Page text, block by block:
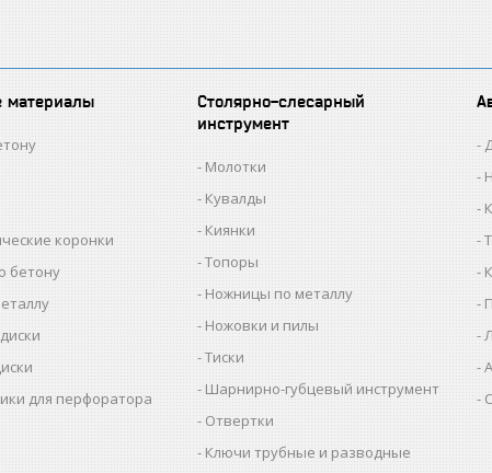
материалы
коронки
бетону
для перфоратора
Столярно-слесарный
инструмент
Молотки
Кувалды
Киянки
Топоры
Ножницы по металлу
Ножовки и пилы
Тиски
Шарнирно-губцевый инструмент
Отвертки
Ключи трубные и разводные